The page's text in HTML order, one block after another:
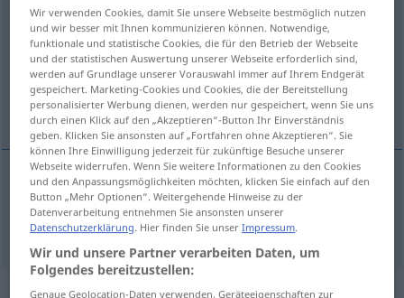
tomba [ˈtomba]f
Übersicht aller Übersetzungen
(Für mehr Details die Übersetzung anklicken/antippen)
Grab
Grabn tomba
Wir verwenden Cookies, damit Sie unsere Webseite bestmöglich nutzen
und wir besser mit Ihnen kommunizieren können. Notwendige,
funktionale und statistische Cookies, die für den Betrieb der Webseite
und der statistischen Auswertung unserer Webseite erforderlich sind,
werden auf Grundlage unserer Vorauswahl immer auf Ihrem Endgerät
gespeichert. Marketing-Cookies und Cookies, die der Bereitstellung
personalisierter Werbung dienen, werden nur gespeichert, wenn Sie uns
durch einen Klick auf den „Akzeptieren“-Button Ihr Einverständnis
geben. Klicken Sie ansonsten auf „Fortfahren ohne Akzeptieren“. Sie
können Ihre Einwilligung jederzeit für zukünftige Besuche unserer
Webseite widerrufen. Wenn Sie weitere Informationen zu den Cookies
und den Anpassungsmöglichkeiten möchten, klicken Sie einfach auf den
Button „Mehr Optionen“. Weitergehende Hinweise zu der
Datenverarbeitung entnehmen Sie ansonsten unserer
Datenschutzerklärung. Hier finden Sie unserImpressum.
Wir und unsere Partner verarbeiten Daten, um
Folgendes bereitzustellen:
Genaue Geolocation-Daten verwenden. Geräteeigenschaften zur